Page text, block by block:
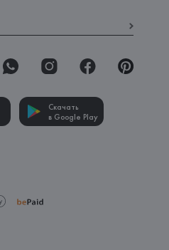
Скачать
в Google Play